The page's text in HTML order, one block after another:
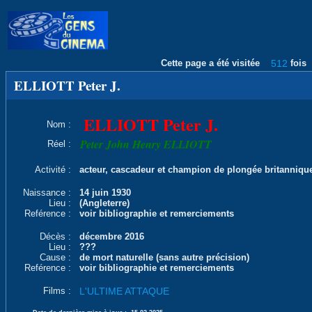
Cette page a été visitée 512 fois
ELLIOTT Peter J.
Nom : ELLIOTT Peter J.
Réel : Peter John Henry ELLIOTT
Activité : acteur, cascadeur et champion de plongée
Naissance :
14 juin 1930
Lieu :
(Angleterre)
Reférence :
voir bibliographie et remerciements
Décès :
décembre 2016
Lieu :
???
Cause :
de mort naturelle (sans autre précision)
Reférence :
voir bibliographie et remerciements
Films : L'ULTIME ATTAQUE